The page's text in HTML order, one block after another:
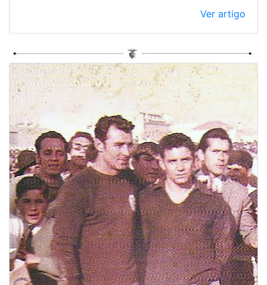
Ver artigo